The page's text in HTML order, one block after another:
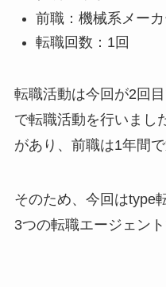
前職：機械系メー
転職回数：1回
転職活動は今回が2回
で転職活動を行いまし
があり、前職は1年間
そのため、今回はtype
3つの転職エージェン